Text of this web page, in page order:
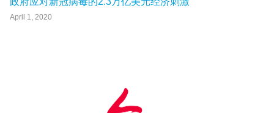
April 1, 2020